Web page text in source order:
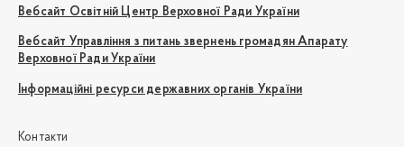
Вебсайт Освітній Центр Верховної Ради України
Вебсайт Управління з питань звернень громадян Апарату
Верховної Ради України
Інформаційні ресурси державних органів України
Контакти